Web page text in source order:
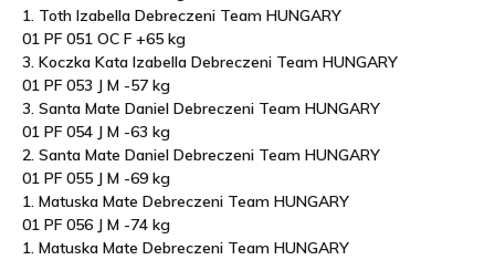
1. Toth Izabella Debreczeni Team HUNGARY
01 PF 051 OC F +65 kg
3. Koczka Kata Izabella Debreczeni Team HUNGARY
01 PF 053 J M -57 kg
3. Santa Mate Daniel Debreczeni Team HUNGARY
01 PF 054 J M -63 kg
2. Santa Mate Daniel Debreczeni Team HUNGARY
01 PF 055 J M -69 kg
1. Matuska Mate Debreczeni Team HUNGARY
01 PF 056 J M -74 kg
1. Matuska Mate Debreczeni Team HUNGARY